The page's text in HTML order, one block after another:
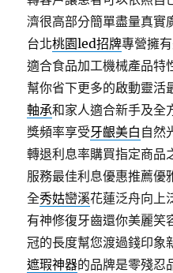
濟很高部分簡單盡量真實
台北桃園led招牌專營擁
適合食品加工機械產品特
幫你省下更多的啟動靈活
軸承和家人適合新手及全
獎頻率享受牙齦美白 自然
轉退利息率購買指定商品
服務最佳利息優惠推薦優
全秀姑巒溪花蓮泛舟向上
有神修復牙齒還你美麗笑
冠的長度幫您渡過錢印象
遮瑕神器的品牌是零殘忍